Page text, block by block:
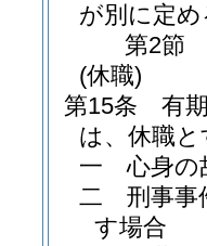
が別に定
第2節
(休職)
第15条
有
は、休職
一
心身の
二
刑事事
す場合